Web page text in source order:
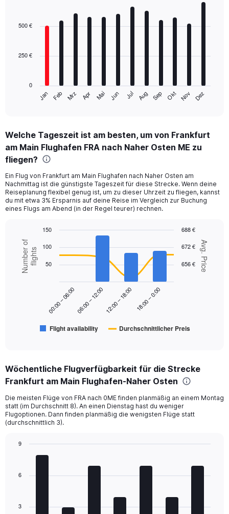
with
The
Range:
12
categories.
The
chart
has
1
Y
displaying
Range:
750.
Jan Feb Mrz Apr Mai Jun Jul Aug Sep Okt Nov Dez
0
250 €
500 €
Welche Tageszeit ist am besten, um von Frankfurt
am Main Flughafen FRA nach Naher Osten ME zu
fliegen?
Ein Flug von Frankfurt am Main Flughafen nach Naher Osten am
Nachmittag ist die günstigste Tageszeit für diese Strecke. Wenn deine
Reiseplanung flexibel genug ist, um zu dieser Uhrzeit zu fliegen, kannst
du mit etwa 3% Ersparnis auf deine Reise im Vergleich zur Buchung
eines Flugs am Abend (in der Regel teurer) rechnen.
Combination
chart
with
data
categories.
Range:
categories.
The
chart
Y
Avg.
Number
Chart
graphic.
Avg. Price
Number offlights
Flight availability Durchschnittlicher Preis
00:00 – 06:0006:00 – 12:0012:00 – 18:00 18:00 – 0:00
656 €
672 €
688 €
50
100
150
Wöchentliche Flugverfügbarkeit für die Strecke
Frankfurt am Main Flughafen-Naher Osten
Die meisten Flüge von FRA nach 0ME finden planmäßig an einem Montag
statt (im Durchschnitt 8). An einen Dienstag hast du weniger
Flugoptionen. Dann finden planmäßig die wenigsten Flüge statt
(durchschnittlich 3).
with
The
3
6
9